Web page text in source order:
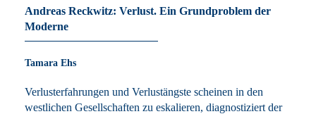
Andreas Reckwitz: Verlust. Ein Grundproblem der
Moderne
Tamara Ehs
Verlusterfahrungen und Verlustängste scheinen in den
westlichen Gesellschaften zu eskalieren, diagnostiziert der